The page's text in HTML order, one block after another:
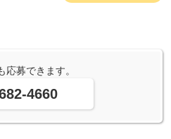
応募できます。
4660